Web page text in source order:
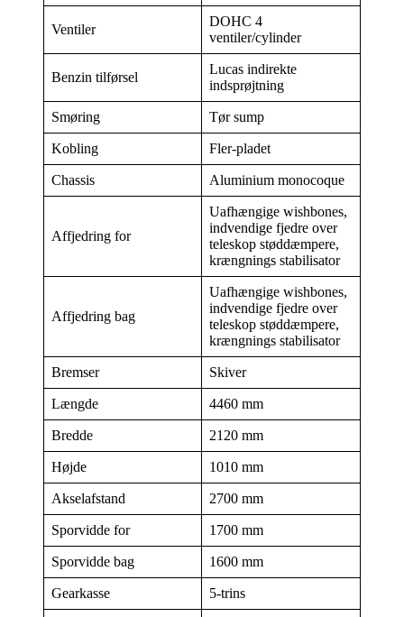
Ventiler
DOHC 4
ventiler/cylinder
Benzin tilførsel
Lucas indirekte
indsprøjtning
Smøring Tør sump
Kobling Fler-pladet
Chassis Aluminium monocoque
Affjedring for
Uafhængige wishbones,
indvendige fjedre over
teleskop støddæmpere,
krængnings stabilisator
Affjedring bag
Uafhængige wishbones,
indvendige fjedre over
teleskop støddæmpere,
krængnings stabilisator
Bremser Skiver
Længde 4460 mm
Bredde 2120 mm
Højde 1010 mm
Akselafstand 2700 mm
Sporvidde for 1700 mm
Sporvidde bag 1600 mm
Gearkasse 5-trins